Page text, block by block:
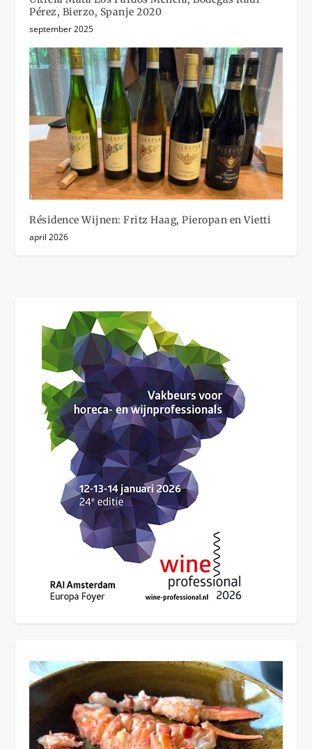
Pérez, Bierzo, Spanje 2020
september 2025
Résidence Wijnen: Fritz Haag, Pieropan en Vietti
april 2026